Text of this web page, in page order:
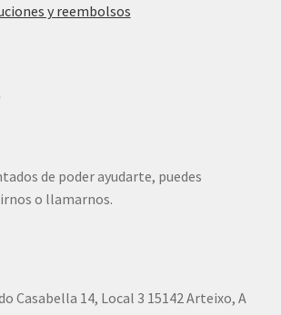
y reembolsos
de poder ayudarte, puedes
o llamarnos.
Casabella 14, Local 3 15142 Arteixo, A